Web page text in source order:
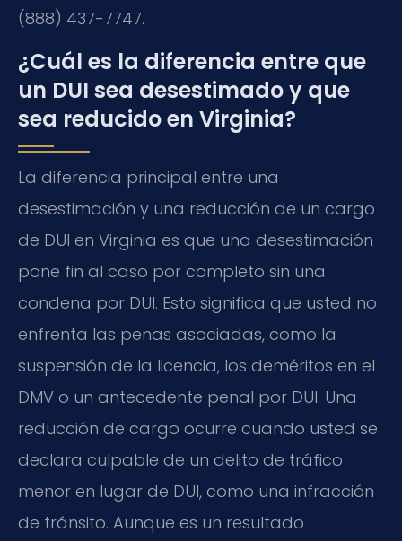
(888) 437-7747.
¿Cuál es la diferencia entre que
un DUI sea desestimado y que
sea reducido en Virginia?
La diferencia principal entre una
desestimación y una reducción de un cargo
de DUI en Virginia es que una desestimación
pone fin al caso por completo sin una
condena por DUI. Esto significa que usted no
enfrenta las penas asociadas, como la
suspensión de la licencia, los deméritos en el
DMV o un antecedente penal por DUI. Una
reducción de cargo ocurre cuando usted se
declara culpable de un delito de tráfico
menor en lugar de DUI, como una infracción
de tránsito. Aunque es un resultado